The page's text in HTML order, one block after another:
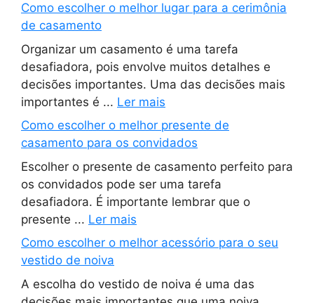
Como escolher o melhor lugar para a cerimônia
de casamento
Organizar um casamento é uma tarefa
desafiadora, pois envolve muitos detalhes e
decisões importantes. Uma das decisões mais
importantes é ... Ler mais
Como escolher o melhor presente de
casamento para os convidados
Escolher o presente de casamento perfeito para
os convidados pode ser uma tarefa
desafiadora. É importante lembrar que o
presente ... Ler mais
Como escolher o melhor acessório para o seu
vestido de noiva
A escolha do vestido de noiva é uma das